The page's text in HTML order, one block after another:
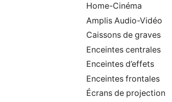
Home-Cinéma
Amplis Audio-Vidéo
Caissons de graves
Enceintes centrales
Enceintes d’effets
Enceintes frontales
Écrans de projection